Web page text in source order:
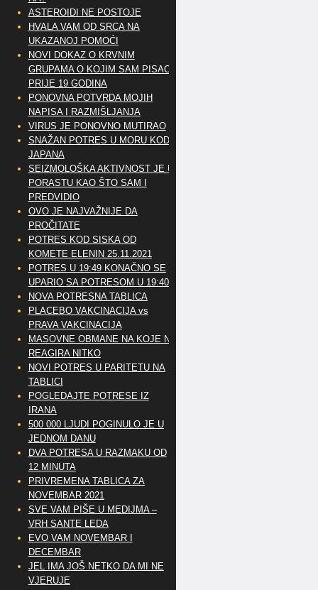
ASTEROIDI NE POSTOJE
HVALA VAM OD SRCA NA
UKAZANOJ POMOĆI
NOVI DOKAZ O KRVNIM
GRUPAMA O KOJIM SAM PISAO
PRIJE 19 GODINA
PONOVNA POTVRDA MOJIH
NAPISA I RAZMIŠLJANJA
VIRUS JE PONOVNO MUTIRAO
SNAŽAN POTRES U MORU KOD
JAPANA
SEIZMOLOŠKA AKTIVNOST JE U
PORASTU KAO ŠTO SAM I
PREDVIDIO
OVO JE NAJVAŽNIJE DA
PROČITATE
POTRES KOD SISKA OD
KOMETE ELENIN 25.11.2021
POTRES U 19:49 KONAČNO SE
UPARIO SA POTRESOM U 19:40
NOVA POTRESNA TABLICA
PLACEBO VAKCINACIJA vs
PRAVA VAKCINACIJA
MASOVNE OBMANE NA KOJE NE
REAGIRA NITKO
NOVI POTRES U PARITETU NA
TABLICI
POGLEDAJTE POTRESE IZ
IRANA
500 000 LJUDI POGINULO JE U
JEDNOM DANU
DVA POTRESA U RAZMAKU OD
12 MINUTA
PRIVREMENA TABLICA ZA
NOVEMBAR 2021
SVE VAM PIŠE U MEDIJMA –
VRH SANTE LEDA
EVO VAM NOVEMBAR I
DECEMBAR
JEL IMA JOŠ NETKO DA MI NE
VJERUJE